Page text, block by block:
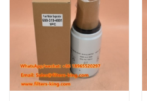
Kraftstofffilter-
Vergleichsnummer
P502466 Verwendung für
Hino-Lkw.